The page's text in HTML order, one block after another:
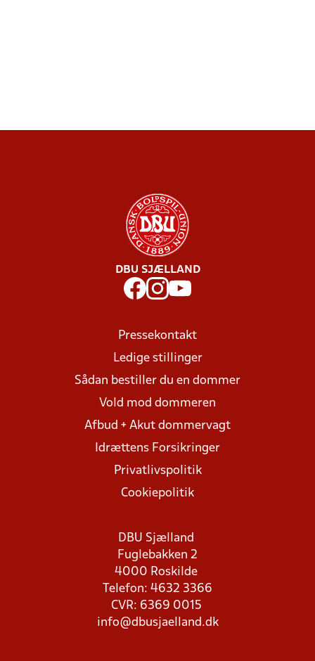
DBU SJÆLLAND
Pressekontakt
Ledige stillinger
Sådan bestiller du en dommer
Vold mod dommeren
Afbud + Akut dommervagt
Idrættens Forsikringer
Privatlivspolitik
Cookiepolitik
DBU Sjælland
Fuglebakken 2
4000 Roskilde
Telefon: 4632 3366
CVR: 6369 0015
info@dbusjaelland.dk